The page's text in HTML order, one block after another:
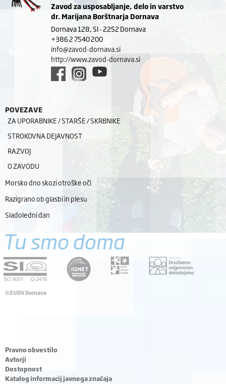
Zavod za usposabljanje, delo in varstvo
dr. Marijana Borštnarja Dornava
Dornava 128, SI - 2252 Dornava
+386 2 7540 200
info@zavod-dornava.si
http://www.zavod-dornava.si
POVEZAVE
ZA UPORABNIKE / STARŠE / SKRBNIKE
STROKOVNA DEJAVNOST
RAZVOJ
O ZAVODU
Morsko dno skozi otroške oči
Razigrano ob glasbi in plesu
Sladoledni dan
Tu smo doma
©ZUDV Dornava
Pravno obvestilo
Avtorji
Dostopnost
Katalog informacij javnega značaja